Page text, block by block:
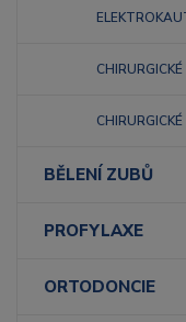
BĚLENÍ ZUBŮ
PROFYLAXE
ORTODONCIE